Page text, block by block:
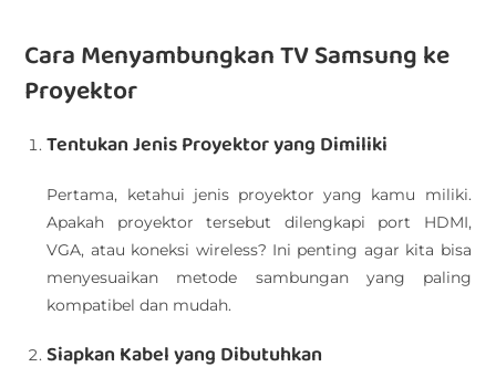
Cara Menyambungkan TV Samsung ke
Proyektor
Tentukan Jenis Proyektor yang Dimiliki
Pertama, ketahui jenis proyektor yang kamu miliki.
Apakah proyektor tersebut dilengkapi port HDMI,
VGA, atau koneksi wireless? Ini penting agar kita bisa
menyesuaikan metode sambungan yang paling
kompatibel dan mudah.
Siapkan Kabel yang Dibutuhkan